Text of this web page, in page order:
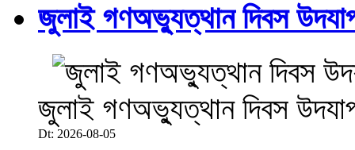
জুলাই গণঅভ্যুত্থান দিবস
জুলাই গণঅভ্যুত্থান দিবস
Dt: 2026-08-05